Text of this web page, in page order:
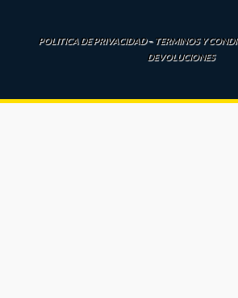
POLITICA DE PRIVACIDAD–TERMINOS Y
DEVOLUCIONES